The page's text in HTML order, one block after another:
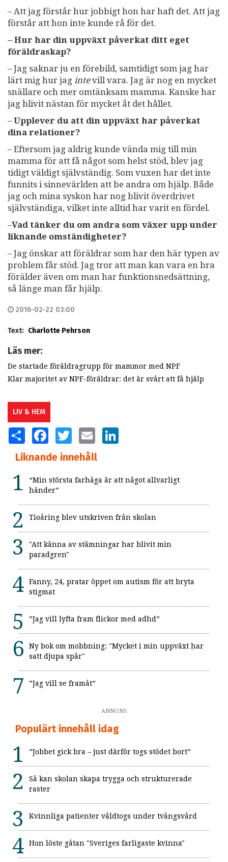
– Att jag förstår hur jobbigt hon har haft det. Att jag
förstår att hon inte kunde rå för det.
– Hur har din uppväxt påverkat ditt eget
föräldraskap?
– Jag saknar ju en förebild, samtidigt som jag har
lärt mig hur jag intevill vara. Jag är nog en mycket
snällare och mer omtänksam mamma. Kanske har
jag blivit nästan för mycket åt det hållet.
–Upplever du att din uppväxt har påverkat
dina relationer?
– Eftersom jag aldrig kunde vända mig till min
mamma för att få något som helst stöd, blev jag
tidigt väldigt självständig. Som vuxen har det inte
funnits i sinnevärlden att be andra om hjälp. Både
jag och mina syskon har nog blivit överdrivet
självständiga, vilket inte alltid har varit en fördel.
–Vad tänker du om andra som växer upp under
liknande omständigheter?
– Jag önskar att föräldrar som har den här typen av
problem får stöd. Jag tror att man kan vara en bra
förälder även om man har funktionsnedsättning,
så länge man får hjälp.
2016-02-22 03:00
Text: Charlotte Pehrson
Läs mer:
De startade föräldragrupp för mammor med NPF
Klar majoritet av NPF-föräldrar: det är svårt att få hjälp
LIV & HEM
SHARE FACEBOOKTWITTER EMAIL
Liknande innehåll
“Min största farhåga är att något allvarligt
händer”
Tioåring blev utskriven från skolan
"Att känna av stämningar har blivit min
paradgren"
Fanny, 24, pratar öppet om autism för att bryta
stigmat
”Jag vill lyfta fram flickor med adhd”
Ny bok om mobbning: "Mycket i min uppväxt har
satt djupa spår"
”Jag vill se framåt”
ANNONS
Populärt innehåll idag
”Jobbet gick bra – just därför togs stödet bort”
Så kan skolan skapa trygga och strukturerade
raster
Kvinnliga patienter våldtogs under tvångsvård
Hon löste gåtan "Sveriges farligaste kvinna"